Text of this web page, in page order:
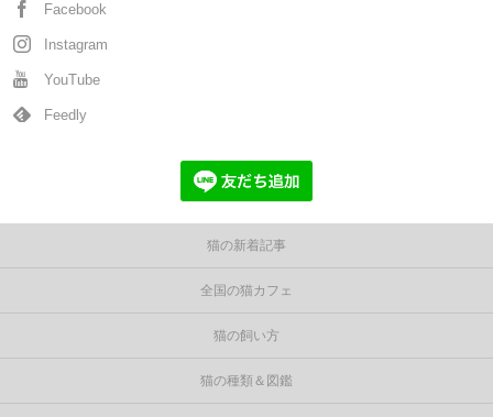
Facebook
Instagram
YouTube
Feedly
猫の新着記事
全国の猫カフェ
猫の飼い方
猫の種類＆図鑑